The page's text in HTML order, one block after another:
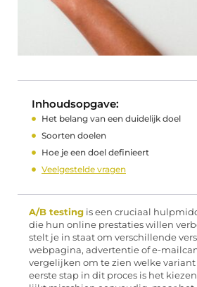
Inhoudsopgave:
Het belang van een duidelijk doel
Soorten doelen
Hoe je een doel definieert
Veelgestelde vragen
A/B testing is een cruciaal
die hun online prestaties willen
stelt je in staat om verschillende
webpagina, advertentie of e-
vergelijken om te zien welke
eerste stap in dit proces is het